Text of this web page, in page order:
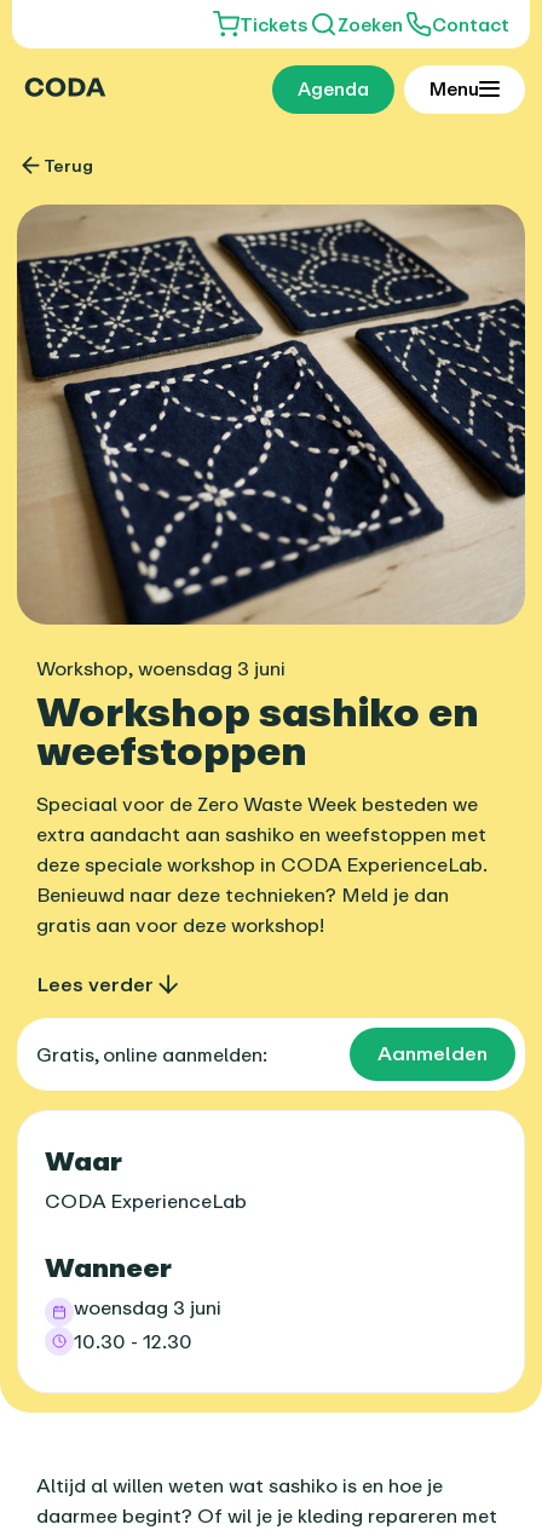
Tickets Zoeken Contact
Agenda Menu
Terug
Workshop,woensdag 3 juni
Workshop sashiko en
weefstoppen
Speciaal voor de Zero Waste Week besteden we
extra aandacht aan sashiko en weefstoppen met
deze speciale workshop in CODA ExperienceLab.
Benieuwd naar deze technieken? Meld je dan
gratis aan voor deze workshop!
Lees verder
Gratis, online aanmelden: Aanmelden
Praktische informatie
Waar
CODA ExperienceLab
Wanneer
woensdag 3 juni
10.30 - 12.30
Over dit agenda-item
Altijd al willen weten wat sashiko is en hoe je
daarmee begint? Of wil je je kleding repareren met